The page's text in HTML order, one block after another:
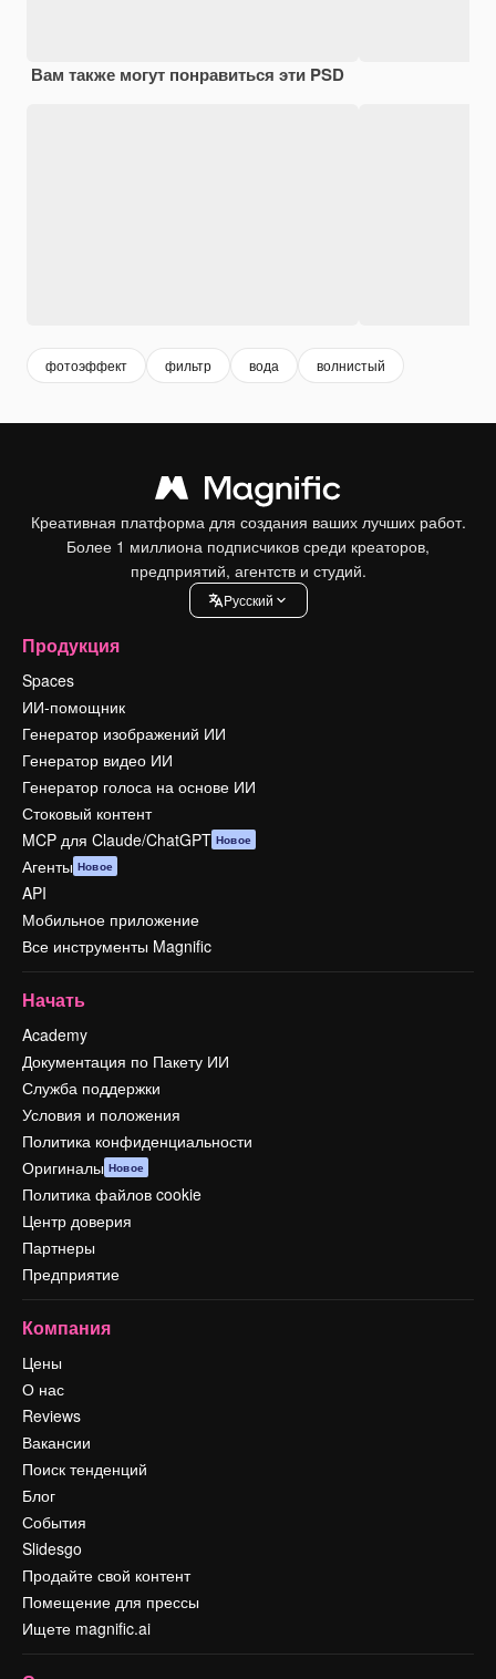
Вам также могут понравиться эти PSD
фотоэффект фильтр вода волнистый
Креативная платформа для создания ваших лучших работ.
Более 1 миллиона подписчиков среди креаторов,
предприятий, агентств и студий.
Pусский
Продукция
Spaces
ИИ-помощник
Генератор изображений ИИ
Генератор видео ИИ
Генератор голоса на основе ИИ
Стоковый контент
MCP для Claude/ChatGPT Новое
Агенты Новое
API
Мобильное приложение
Все инструменты Magnific
Начать
Academy
Документация по Пакету ИИ
Служба поддержки
Условия и положения
Политика конфиденциальности
Оригиналы Новое
Политика файлов cookie
Центр доверия
Партнеры
Предприятие
Компания
Цены
О нас
Reviews
Вакансии
Поиск тенденций
Блог
События
Slidesgo
Продайте свой контент
Помещение для прессы
Ищете magnific.ai